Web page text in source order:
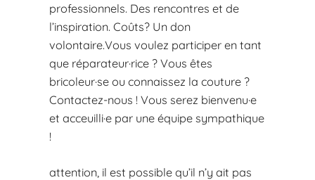
professionnels. Des rencontres et de
l’inspiration. Coûts? Un don
volontaire.Vous voulez participer en tant
que réparateur·rice ? Vous êtes
bricoleur·se ou connaissez la couture ?
Contactez-nous ! Vous serez bienvenu·e
et acceuilli·e par une équipe sympathique
!
attention, il est possible qu’il n’y ait pas